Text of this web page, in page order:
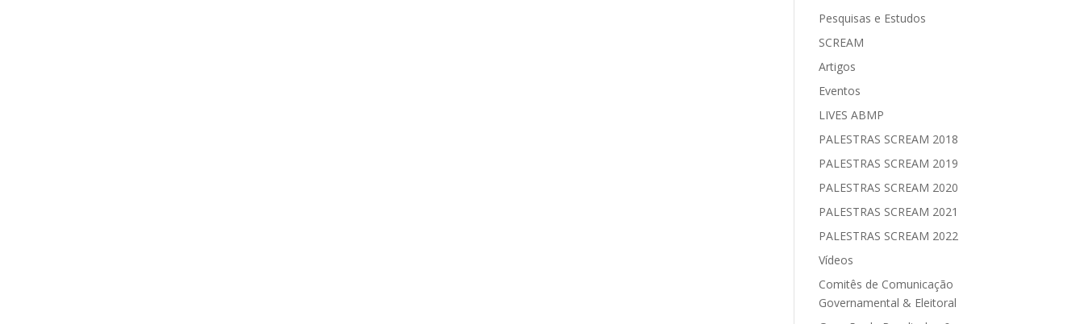
Pesquisas e Estudos
SCREAM
Artigos
Eventos
LIVES ABMP
PALESTRAS SCREAM 2018
PALESTRAS SCREAM 2019
PALESTRAS SCREAM 2020
PALESTRAS SCREAM 2021
PALESTRAS SCREAM 2022
Vídeos
Comitês de Comunicação
Governamental & Eleitoral